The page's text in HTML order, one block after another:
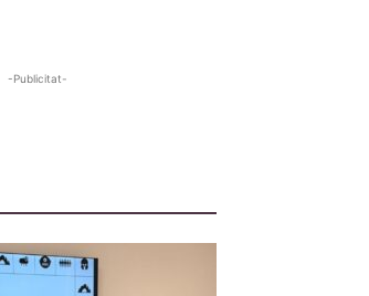
-Publicitat-